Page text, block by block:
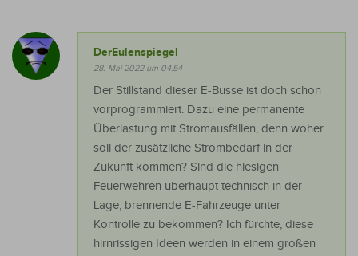
DerEulenspiegel
28. Mai 2022 um 04:54
Der Stillstand dieser E-Busse ist doch schon
vorprogrammiert. Dazu eine permanente
Überlastung mit Stromausfällen, denn woher
soll der zusätzliche Strombedarf in der
Zukunft kommen? Sind die hiesigen
Feuerwehren überhaupt technisch in der
Lage, brennende E-Fahrzeuge unter
Kontrolle zu bekommen? Ich fürchte, diese
hirnrissigen Ideen werden in einem großen